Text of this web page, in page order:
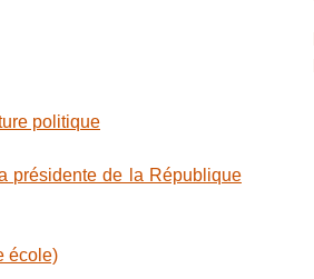
politique
présidente de la République
école)